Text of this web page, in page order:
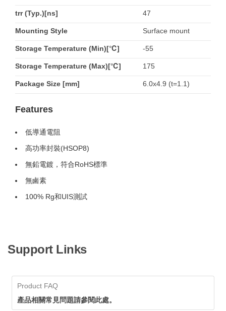
trr (Typ.)[ns] 47
Mounting Style Surface mount
Storage Temperature (Min)[℃] -55
Storage Temperature (Max)[℃] 175
Package Size [mm] 6.0x4.9 (t=1.1)
Features
低導通電阻
高功率封裝(HSOP8)
無鉛電鍍，符合RoHS標準
無鹵素
100% Rg和UIS測試
Support Links
Product FAQ
產品相關常見問題請參閱此處。